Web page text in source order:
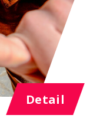
Detail